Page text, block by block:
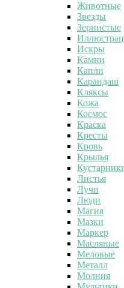
Животные
Звезды
Зернистые
Искры
Камни
Капли
Карандаш
Кляксы
Кожа
Космос
Краска
Кресты
Кровь
Крылья
Листья
Лучи
Люди
Магия
Мазки
Маркер
Масляные
Меловые
Металл
Молния